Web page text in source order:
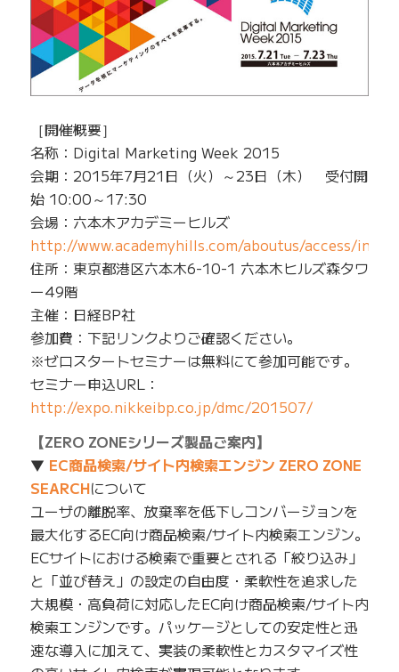
［開催概要］
名称：Digital Marketing Week 2015
会期：2015年7月21日（火）～23日（木） 受付開
始 10:00～17:30
会場：六本木アカデミーヒルズ
http://www.academyhills.com/aboutus/access/
住所：東京都港区六本木6-10-1 六本木ヒルズ森タワ
ー49階
主催：日経BP社
参加費：下記リンクよりご確認ください。
※ゼロスタートセミナーは無料にて参加可能です。
セミナー申込URL：
http://expo.nikkeibp.co.jp/dmc/201507/
【ZERO ZONEシリーズ製品ご案内】
▼ EC商品検索/サイト内検索エンジン ZERO ZONE
SEARCHについて
ユーザの離脱率、放棄率を低下しコンバージョンを
最大化するEC向け商品検索/サイト内検索エンジン。
ECサイトにおける検索で重要とされる「絞り込み」
と「並び替え」の設定の自由度・柔軟性を追求した
大規模・高負荷に対応したEC向け商品検索/サイト内
検索エンジンです。パッケージとしての安定性と迅
速な導入に加えて、実装の柔軟性とカスタマイズ性